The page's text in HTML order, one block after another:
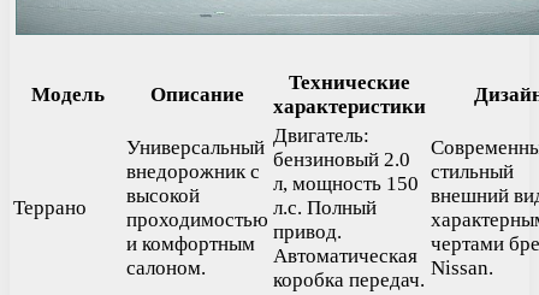
Модель Описание
Технические
характеристики
Террано
Универсальный
внедорожник с
высокой
проходимостью
и комфортным
салоном.
Двигатель:
бензиновый 2.0
л, мощность 150
л.с. Полный
привод.
Автоматическая
коробка передач.
стильный
внешний
чертами
Nissan.